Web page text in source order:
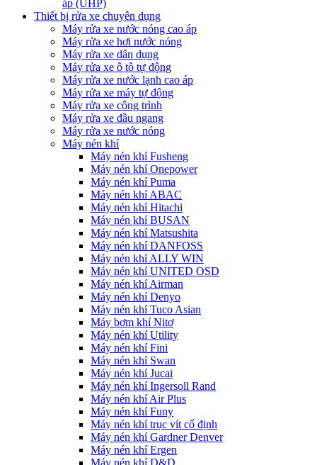
áp (UHP)
Thiết bị rửa xe chuyên dụng
Máy rửa xe nước nóng cao áp
Máy rửa xe hơi nước nóng
Máy rửa xe dân dụng
Máy rửa xe ô tô tự động
Máy rửa xe nước lạnh cao áp
Máy rửa xe máy tự động
Máy rửa xe công trình
Máy rửa xe đầu ngang
Máy rửa xe nước nóng
Máy nén khí
Máy nén khí Fusheng
Máy nén khí Onepower
Máy nén khí Puma
Máy nén khí ABAC
Máy nén khí Hitachi
Máy nén khí BUSAN
Máy nén khí Matsushita
Máy nén khí DANFOSS
Máy nén khí ALLY WIN
Máy nén khí UNITED OSD
Máy nén khí Airman
Máy nén khí Denyo
Máy nén khí Tuco Asian
Máy bơm khí Nitơ
Máy nén khí Utility
Máy nén khí Fini
Máy nén khí Swan
Máy nén khí Jucai
Máy nén khí Ingersoll Rand
Máy nén khí Air Plus
Máy nén khí Funy
Máy nén khí trục vít cố định
Máy nén khí Gardner Denver
Máy nén khí Ergen